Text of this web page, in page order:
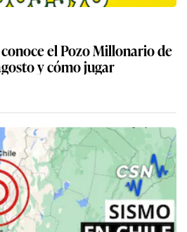
el Pozo Millonario de
y cómo jugar